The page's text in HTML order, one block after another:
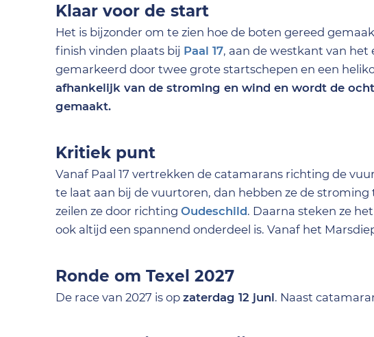
Klaar voor de start
Het is bijzonder om te zien hoe de boten gereed
finish vinden plaats bij Paal 17, aan de westkant van
gemarkeerd door twee grote startschepen en een
afhankelijk van de stroming en wind en wordt de
gemaakt.
Kritiek punt
Vanaf Paal 17 vertrekken de catamarans richting de
te laat aan bij de vuurtoren, dan hebben ze de
zeilen ze door richtingOudeschild. Daarna steken ze
ook altijd een spannend onderdeel is. Vanaf het
Ronde om Texel 2027
De race van 2027 is opzaterdag 12 juni. Naast